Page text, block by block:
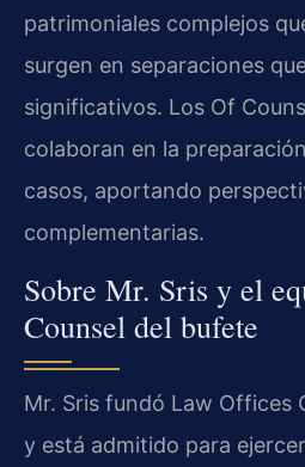
patrimoniales complejos
surgen en separaciones
significativos. Los Of
colaboran en la
casos, aportando
complementarias.
Sobre Mr. Sris y el
Counsel del bufete
Mr. Sris fundó Law Offices
y está admitido para